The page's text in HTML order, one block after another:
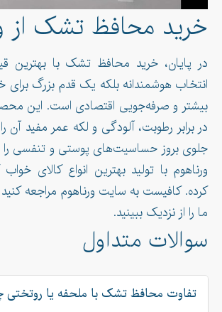
خرید محافظ تشک از
در پایان، خرید محافظ تشک با بهترین
انتخاب هوشمندانه بلکه یک قدم بزرگ برای
بیشتر و صرفه‌جویی اقتصادی است. این
در برابر رطوبت، آلودگی و لکه عمر مفید آن
جلوی بروز حساسیت‌های پوستی و تنفسی
ورناهوم با تولید بهترین انواع کالای
کرده. کافیست به سایت ورناهوم مراجعه
ما را از نزدیک ببینید.
سوالات متداول
تفاوت محافظ تشک با ملحفه یا